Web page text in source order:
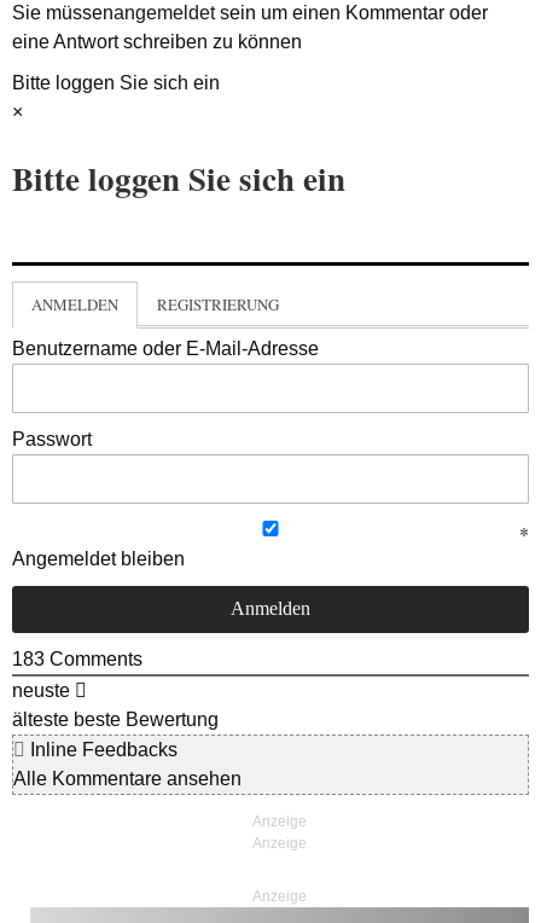
Sie müssenangemeldetsein um einen Kommentar oder
eine Antwort schreiben zu können
Bitte loggen Sie sich ein
×
Bitte loggen Sie sich ein
ANMELDEN REGISTRIERUNG
Benutzername oder E-Mail-Adresse
Passwort
Angemeldet bleiben
183 Comments
neuste
älteste beste Bewertung
Inline Feedbacks
Alle Kommentare ansehen
Anzeige